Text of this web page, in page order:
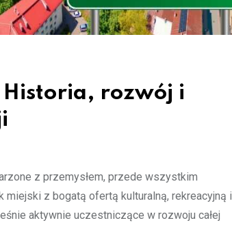
Historia, rozwój i
z przemysłem, przede wszystkim
z bogatą ofertą kulturalną, rekreacyjną i
aktywnie uczestniczące w rozwoju całej